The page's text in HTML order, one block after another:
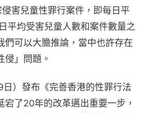
害兒童性罪行案件，即每日平
平均受害兒童人數和案件數量之
們可以大膽推論，當中也許存在
侵」問題。
）發布《完善香港的性罪行法
宕了20年的改革邁出重要一步，